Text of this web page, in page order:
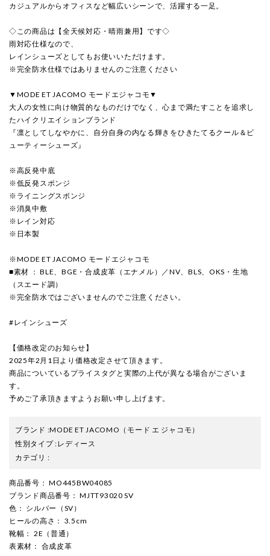
カジュアルからオフィスなど幅広いシーンで、活躍する一足。
◇この商品は【全天候対応・晴雨兼用】です◇
雨対応仕様なので、
レインシューズとしてもお使いいただけます。
※完全防水仕様ではありませんのご注意ください
▼MODE ET JACOMO モードエジャコモ▼
大人の女性に向け物質的なものだけでなく、心まで満たすことを追求し
たハイクリエイションブランド
『凛としてしなやかに、自分自身の内なる輝きをひきたてるクール＆ビ
ューティーシューズ』
※高反発中底
※低反発スポンジ
※ライニングスポンジ
※消臭中敷
※レイン対応
※日本製
※MODE ET JACOMO モードエジャコモ
■素材 ： BLE、BGE・合成皮革（エナメル）／NV、BLS、OKS・生地
（スエード調）
※完全防水ではございませんのでご注意ください。
#レインシューズ
【価格改定のお知らせ】
2025年2月1日より価格改定させて頂きます。
商品についているプライスタグと実際の上代が異なる場合がございま
す。
予めご了承頂きますようお願い申し上げます。
ブランド :MODE ET JACOMO （モード エ ジャコモ）
性別タイプ:レディース
カテゴリ :
商品番号 ： MO445BW04085
ブランド商品番号 ： MJTT93020 SV
色 ： シルバー（SV）
ヒールの高さ ： 3.5cm
靴幅 ： 2E（普通）
表素材 ： 合成皮革